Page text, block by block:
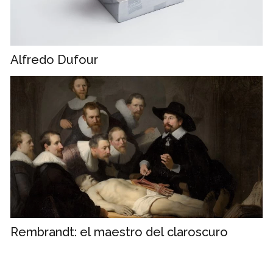
Alfredo Dufour
Rembrandt: el maestro del claroscuro